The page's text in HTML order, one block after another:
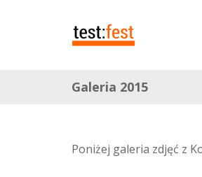
Galeria 2015
Poniżej galeria zdjęć z